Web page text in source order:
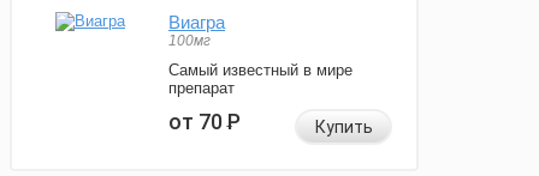
Виагра
100мг
Самый известный в мире
препарат
от 70Р Купить